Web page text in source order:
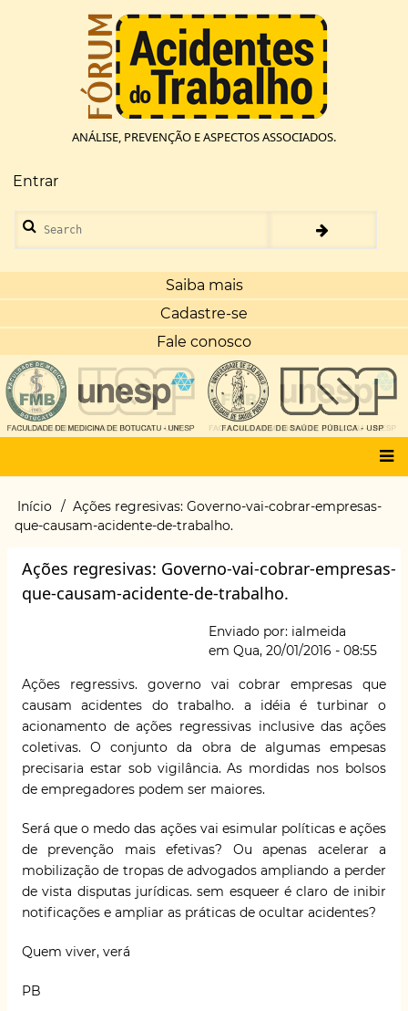
ANÁLISE, PREVENÇÃO E ASPECTOS ASSOCIADOS.
Menu
de
conta
de
usuário
Entrar
Search
Saiba mais
Cadastre-se
Fale conosco
Main
menu
Trilha
de
Início
Ações regresivas: Governo-vai-cobrar-empresas-
que-causam-acidente-de-trabalho.
Ações regresivas: Governo-vai-cobrar-empresas-
que-causam-acidente-de-trabalho.
Enviado por: ialmeida
em Qua, 20/01/2016 - 08:55
Ações regressivs. governo vai cobrar empresas que
causam acidentes do trabalho. a idéia é turbinar o
acionamento de ações regressivas inclusive das ações
coletivas. O conjunto da obra de algumas empesas
precisaria estar sob vigilância. As mordidas nos bolsos
de empregadores podem ser maiores.
Será que o medo das ações vai esimular políticas e ações
de prevenção mais efetivas? Ou apenas acelerar a
mobilização de tropas de advogados ampliando a perder
de vista disputas jurídicas. sem esqueer é claro de inibir
notificações e ampliar as práticas de ocultar acidentes?
Quem viver, verá
PB